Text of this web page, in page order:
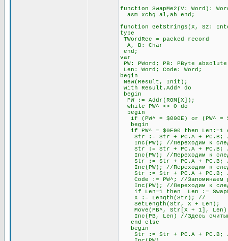
function SwapMe2(V: Word):
asm xchg al,ah end;
function GetStrings(X, Sz:
type
TWordRec = packed record
A, B: Char
end;
var
PW: PWord; PB: PByte
Len: Word; Code: Word;
begin
New(Result, Init);
with Result.Add^ do
begin
PW := Addr(ROM[X]);
while PW^ <> 0 do
begin
if (PW^ = $000E) or (PW^ =
begin
if PW^ = $0E00 then Len:=1
Str := Str + PC.A + PC.B; //
Inc(PW); //Переходим к
Str := Str + PC.A + PC.B; //
Inc(PW); //Переходим к
Str := Str + PC.A + PC.B; //
Inc(PW); //Переходим к
Str := Str + PC.A + PC.B; //
Code := PW^; //Запоминаем
Inc(PW); //Переходим к
if Len=1 then Len :=
X := Length(Str); //
SetLength(Str, X +
Move(PB^, Str[X + 1],
Inc(PB, Len) //Здесь
end else
begin
Str := Str + PC.A + PC.B; //